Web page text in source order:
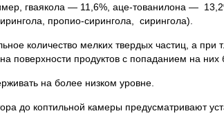
гваякола — 11,6%, аце-тованилона —
пропио-сирингола, сирингола).
количество мелких твердых частиц, а при
поверхности продуктов с попаданием на них
на более низком уровне.
до коптильной камеры предусматривают